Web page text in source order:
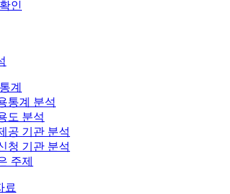
인
계
통계 분석
도 분석
공 기관 분석
청 기관 분석
주제
료